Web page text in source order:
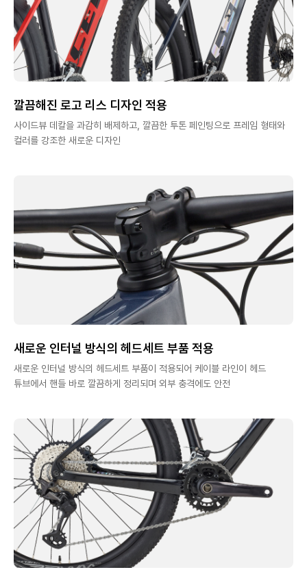
깔끔해진 로고 리스 디자인 적용
사이드뷰 데칼을 과감히 배제하고, 깔끔한 투톤 페인팅으로 프레임 형태와
컬러를 강조한 새로운 디자인
새로운 인터널 방식의 헤드세트 부품 적용
새로운 인터널 방식의 헤드세트 부품이 적용되어 케이블 라인이 헤드
튜브에서 핸들 바로 깔끔하게 정리되며 외부 충격에도 안전